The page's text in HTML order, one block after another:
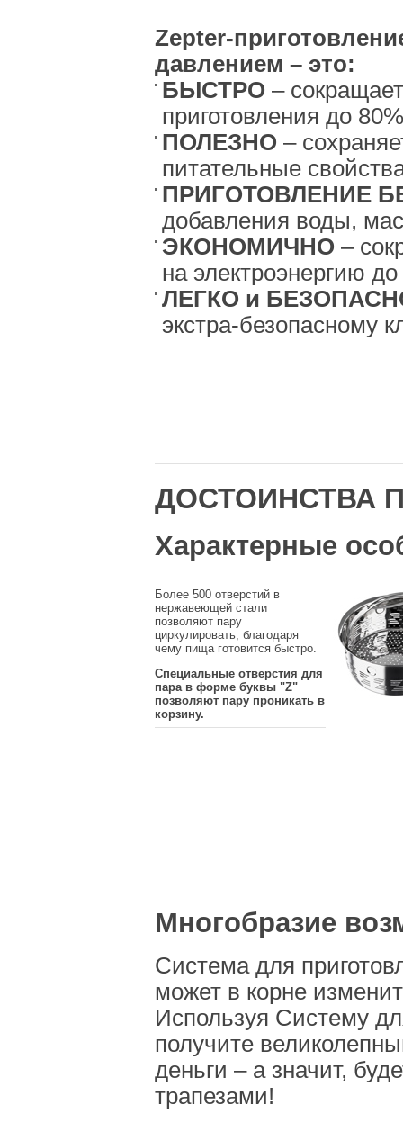
Zepter-
давлением – это:
БЫСТРО –
приготовления до 80%
ПОЛЕЗНО –
питательные
ПРИГОТОВЛЕНИЕ
добавления воды,
ЭКОНОМИЧНО –
на электроэнергию
ЛЕГКО и
экстра-безопасному
ДОСТОИНСТВА
Характерные
Более 500 отверстий в
нержавеющей стали
позволяют пару
циркулировать, благодаря
чему пища готовится быстро.
Специальные отверстия для
пара в форме буквы "Z"
позволяют пару проникать в
корзину.
Многобразие
Система для
может в корне
Используя Систему
получите
деньги – а значит,
трапезами!